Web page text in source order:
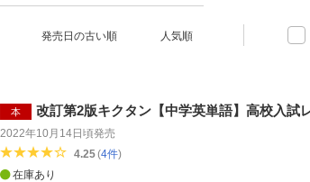
発売日の古い順 人気順
本 改訂第2版キクタン【中学英単語】高校入試
2022年10月14日頃発売
4.25(4件)
在庫あり